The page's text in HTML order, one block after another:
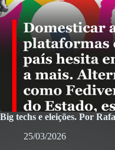
Big techs e eleições. Por
25/03/2026